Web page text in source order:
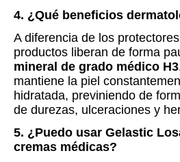
4. ¿Qué beneficios
A diferencia de los
productos liberan de forma
mineral de grado médico H3
mantiene la piel
hidratada, previniendo de
de durezas, ulceraciones y
5. ¿Puedo usar Gelastic
cremas médicas?